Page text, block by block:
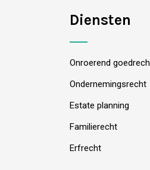
Diensten
Onroerend
Ondernemingsrecht
Estate planning
Familierecht
Erfrecht